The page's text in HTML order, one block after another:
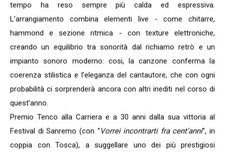
tempo ha reso sempre più calda ed espressiva.
L’arrangiamento combina elementi live - come chitarre,
hammond e sezione ritmica - con texture elettroniche,
creando un equilibrio tra sonorità dal richiamo retrò e un
impianto sonoro moderno: cosi, la canzone conferma la
coerenza stilistica e l’eleganza del cantautore, che con ogni
probabilità ci sorprenderà ancora con altri inediti nel corso di
quest’anno.
Premio Tenco alla Carriera e a 30 anni dalla sua vittoria al
Festival di Sanremo (con “Vorrei incontrarti fra cent’anni”, in
coppia con Tosca), a suggellare uno dei più prestigiosi